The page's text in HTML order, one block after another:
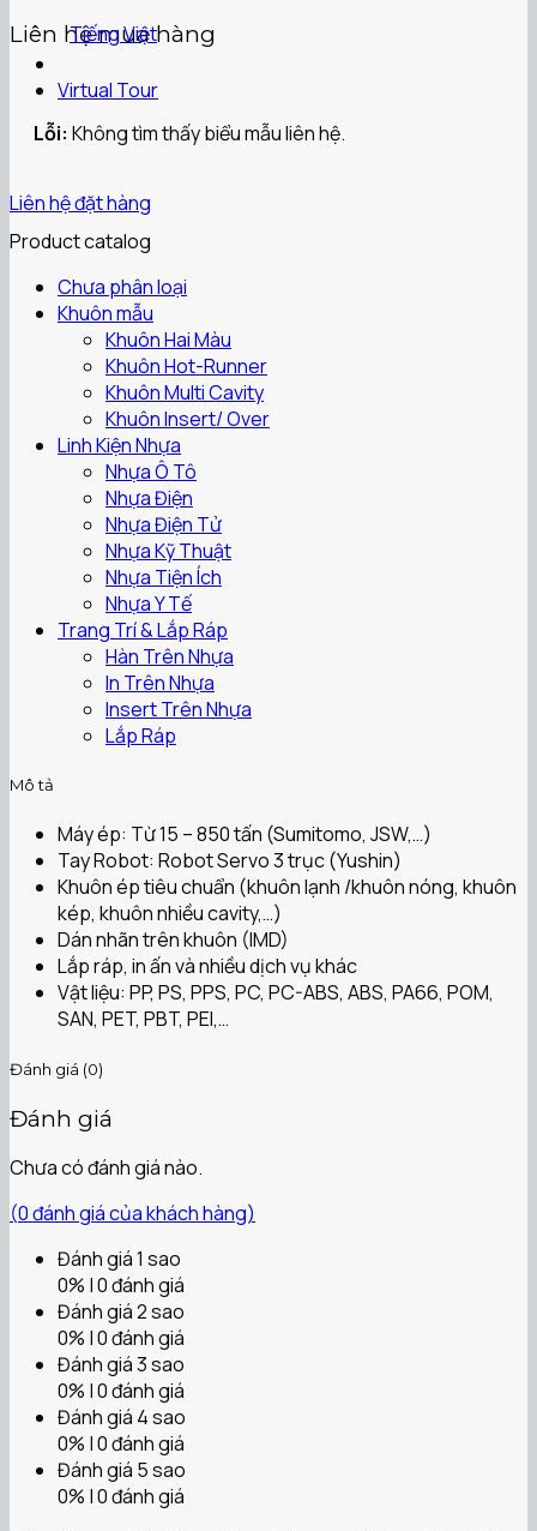
Tiếng Việt
Virtual Tour
Liên hệ mua hàng
Lỗi: Không tìm thấy biểu mẫu liên hệ.
Liên hệ đặt hàng
Product catalog
Chưa phân loại
Khuôn mẫu
Khuôn Hai Màu
Khuôn Hot-Runner
Khuôn Multi Cavity
Khuôn Insert/ Over
Linh Kiện Nhựa
Nhựa Ô Tô
Nhựa Điện
Nhựa Điện Tử
Nhựa Kỹ Thuật
Nhựa Tiện Ích
Nhựa Y Tế
Trang Trí & Lắp Ráp
Hàn Trên Nhựa
In Trên Nhựa
Insert Trên Nhựa
Lắp Ráp
Mô tả
Máy ép: Từ 15 – 850 tấn (Sumitomo, JSW,…)
Tay Robot: Robot Servo 3 trục (Yushin)
Khuôn ép tiêu chuẩn (khuôn lạnh /khuôn nóng, khuôn
kép, khuôn nhiều cavity,…)
Dán nhãn trên khuôn (IMD)
Lắp ráp, in ấn và nhiều dịch vụ khác
Vật liệu: PP, PS, PPS, PC, PC-ABS, ABS, PA66, POM,
SAN, PET, PBT, PEI,…
Đánh giá (0)
Đánh giá
Chưa có đánh giá nào.
(0đánh giá của khách hàng)
Đánh giá 1 sao
0% | 0 đánh giá
Đánh giá 2 sao
0% | 0 đánh giá
Đánh giá 3 sao
0% | 0 đánh giá
Đánh giá 4 sao
0% | 0 đánh giá
Đánh giá 5 sao
0% | 0 đánh giá